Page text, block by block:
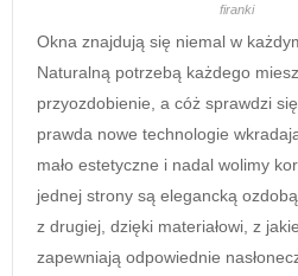
firanki
Okna znajdują się niemal w
Naturalną potrzebą każdego
przyozdobienie, a cóż sprawdzi
prawda nowe technologie
mało estetyczne i nadal wolimy
jednej strony są elegancką
z drugiej, dzięki materiałowi, z
zapewniają odpowiednie